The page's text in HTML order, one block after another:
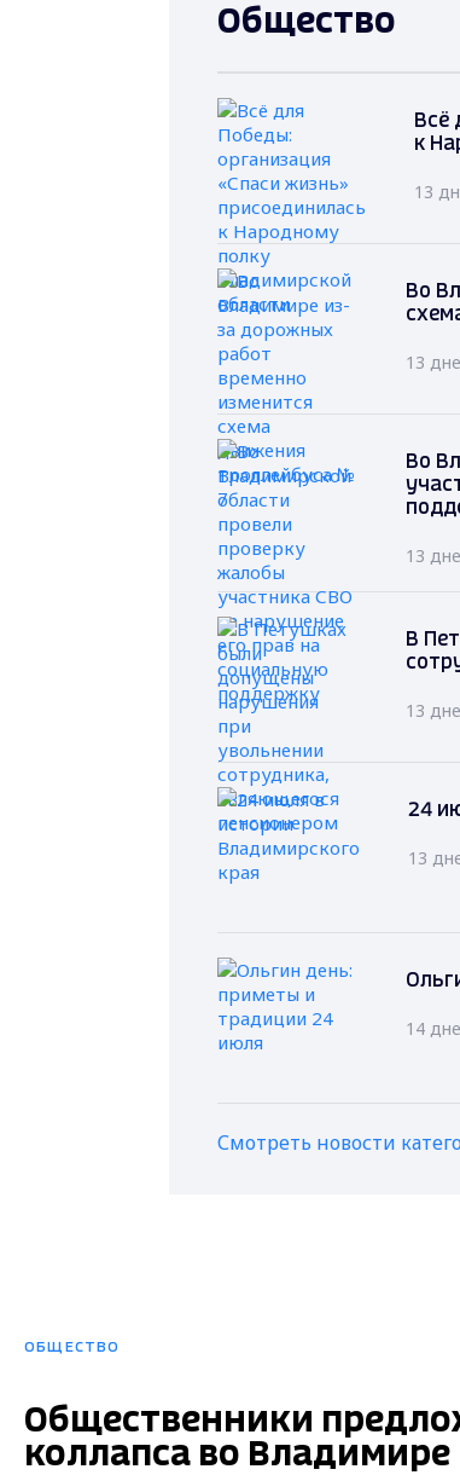
Общество
Всё
к
13
Во
13
Во
13
В
13
24
13
14
Смотреть новости
ОБЩЕСТВО
Общественники
коллапса во Владимире